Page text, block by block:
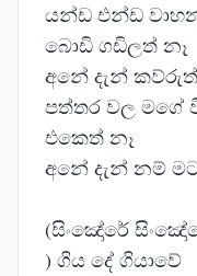
යන්ඩ එන්ඩ
බොඩි ගඩිලත් නෑ
අනේ දැන්
පත්තර වල මගේ
එකෙත් නෑ
අනේ දැන් නම් මට
(සිංඤෝරේ
) ගිය දේ ගියාවේ